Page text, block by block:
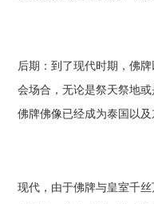
后期：到了现代时期，佛
会场合，无论是祭天祭地
佛牌佛像已经成为泰国以及
现代，由于佛牌与皇室千